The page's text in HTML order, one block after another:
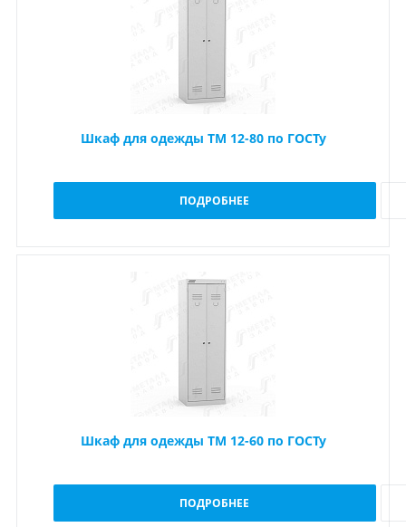
Шкаф для одежды ТМ 12-80 по ГОСТу
ПОДРОБНЕЕ
Шкаф для одежды ТМ 12-60 по ГОСТу
ПОДРОБНЕЕ